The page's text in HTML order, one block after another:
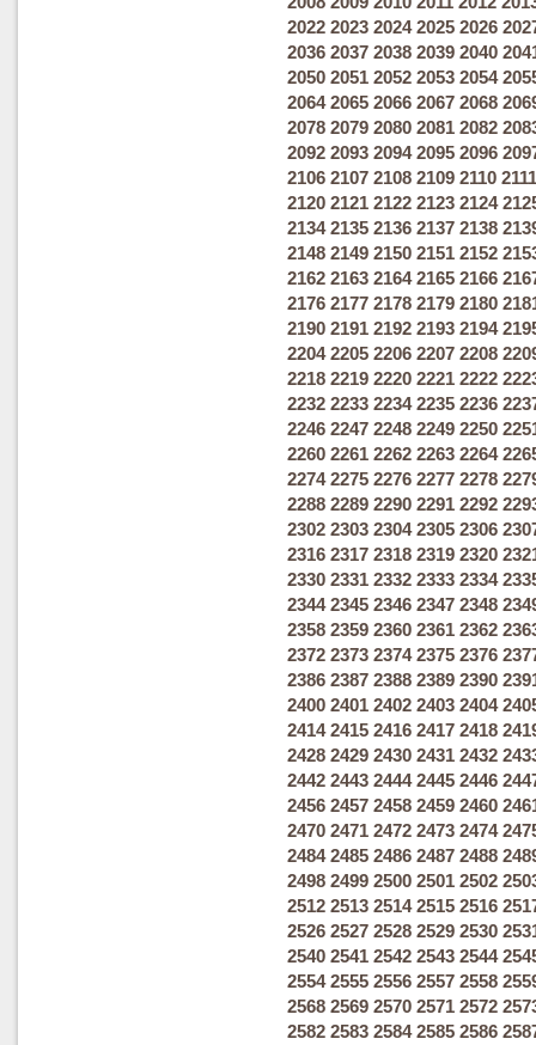
2022 2023 2024 2025 2026
2036 2037 2038 2039 2040
2050 2051 2052 2053 2054
2064 2065 2066 2067 2068
2078 2079 2080 2081 2082
2092 2093 2094 2095 2096
2106 2107 2108 2109 2110 2111
2120 2121 2122 2123 2124
2134 2135 2136 2137 2138
2148 2149 2150 2151 2152
2162 2163 2164 2165 2166
2176 2177 2178 2179 2180
2190 2191 2192 2193 2194
2204 2205 2206 2207 2208
2218 2219 2220 2221 2222
2232 2233 2234 2235 2236
2246 2247 2248 2249 2250
2260 2261 2262 2263 2264
2274 2275 2276 2277 2278
2288 2289 2290 2291 2292
2302 2303 2304 2305 2306
2316 2317 2318 2319 2320
2330 2331 2332 2333 2334
2344 2345 2346 2347 2348
2358 2359 2360 2361 2362
2372 2373 2374 2375 2376
2386 2387 2388 2389 2390
2400 2401 2402 2403 2404
2414 2415 2416 2417 2418
2428 2429 2430 2431 2432
2442 2443 2444 2445 2446
2456 2457 2458 2459 2460
2470 2471 2472 2473 2474
2484 2485 2486 2487 2488
2498 2499 2500 2501 2502
2512 2513 2514 2515 2516
2526 2527 2528 2529 2530
2540 2541 2542 2543 2544
2554 2555 2556 2557 2558
2568 2569 2570 2571 2572
2582 2583 2584 2585 2586